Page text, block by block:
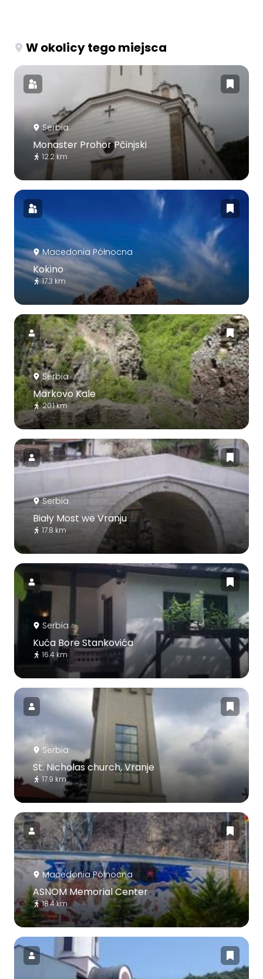
W okolicy tego miejsca
Serbia
Monaster Prohor Pčinjski
12.2 km
Macedonia Północna
Kokino
17.3 km
Serbia
Markovo Kale
20.1 km
Serbia
Biały Most we Vranju
17.8 km
Serbia
Kuća Bore Stankovića
16.4 km
Serbia
St. Nicholas church, Vranje
17.9 km
Macedonia Północna
ASNOM Memorial Center
18.4 km